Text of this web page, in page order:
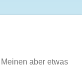
aber etwas